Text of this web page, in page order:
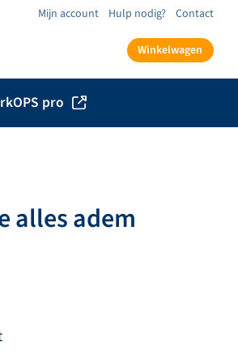
Mijn account Hulp nodig? Contact
Winkelwagen
OPS pro
alles adem